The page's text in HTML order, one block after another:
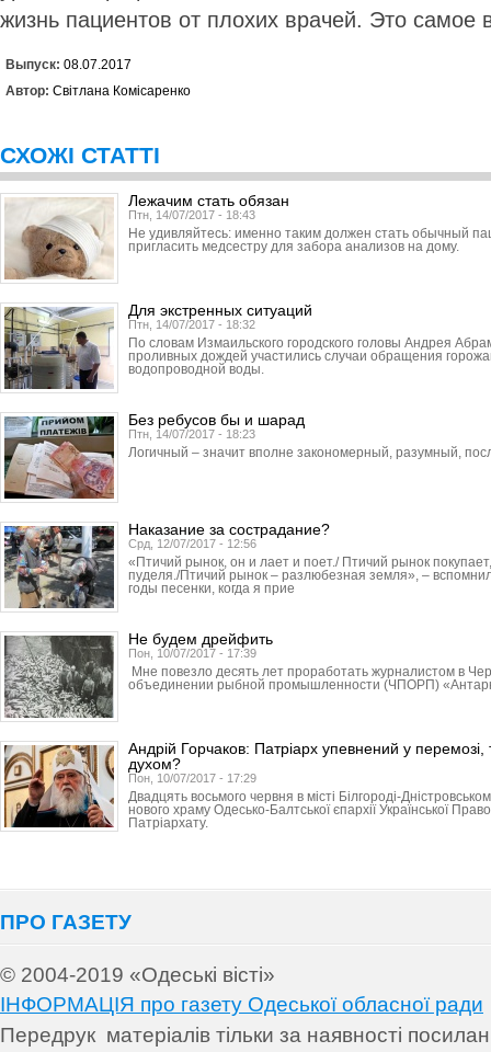
жизнь пациентов от плохих врачей. Это самое
Выпуск: 08.07.2017
Автор: Світлана Комісаренко
СХОЖІ СТАТТІ
Лежачим стать обязан
Птн, 14/07/2017 - 18:43
Не удивляйтесь: именно таким должен стать обычный
пригласить медсестру для забора анализов на дому.
Для экстренных ситуаций
Птн, 14/07/2017 - 18:32
По словам Измаильского городского головы Андрея
проливных дождей участились случаи обращения
водопроводной воды.
Без ребусов бы и шарад
Птн, 14/07/2017 - 18:23
Логичный – значит вполне закономерный, разумный,
Наказание за сострадание?
Срд, 12/07/2017 - 12:56
«Птичий рынок, он и лает и поет./ Птичий рынок
пуделя./Птичий рынок – разлюбезная земля», –
годы песенки, когда я прие
Не будем дрейфить
Пон, 10/07/2017 - 17:39
Мне повезло десять лет проработать журналистом в
объединении рыбной промышленности (ЧПОРП)
Андрій Горчаков: Патріарх упевнений у
духом?
Пон, 10/07/2017 - 17:29
Двадцять восьмого червня в місті Білгороді-
нового храму Одесько-Балтської єпархії Української
Патріархату.
ПРО ГАЗЕТУ
© 2004-2019 «Одеські вісті»
ІНФОРМАЦІЯ про газету Одеської обласної ради
Передрук матеріалів тільки за наявності